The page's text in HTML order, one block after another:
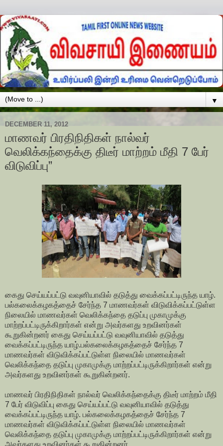
▼
DECEMBER 11, 2012
மாணவர் பிரதிநிதிகள் நால்வர்
வெலிக்கந்தைக்கு திடீர் மாற்றம் மீதி 7 பேர்
விடுவிப்பு”
கைது செய்யப்பட்டு வவுனியாவில் தடுத்து வைக்கப்பட்டிருந்த யாழ்.
பல்கலைக்கழகத்தைச் சேர்ந்த 7 மாணவர்கள் விடுவிக்கப்பட்டுள்ள
நிலையில் மாணவர்கள் வெலிக்கந்தை தடுப்பு முகாமுக்கு
மாற்றப்பட்டிருக்கிறார்கள் என்று அவர்களது உறவினர்கள்
கூறுகின்றனர் கைது செய்யப்பட்டு வவுனியாவில் தடுத்து
வைக்கப்பட்டிருந்த யாழ்.பல்கலைக்கழகத்தைச் சேர்ந்த 7
மாணவர்கள் விடுவிக்கப்பட்டுள்ள நிலையில் மாணவர்கள்
வெலிக்கந்தை தடுப்பு முகாமுக்கு மாற்றப்பட்டிருக்கிறார்கள் என்று
அவர்களது உறவினர்கள் கூறுகின்றனர்.
மாணவர் பிரதிநிதிகள் நால்வர் வெலிக்கந்தைக்கு திடீர் மாற்றம் மீதி
7 பேர் விடுவிப்பு கைது செய்யப்பட்டு வவுனியாவில் தடுத்து
வைக்கப்பட்டிருந்த யாழ். பல்கலைக்கழகத்தைச் சேர்ந்த 7
மாணவர்கள் விடுவிக்கப்பட்டுள்ள நிலையில் மாணவர்கள்
வெலிக்கந்தை தடுப்பு முகாமுக்கு மாற்றப்பட்டிருக்கிறார்கள் என்று